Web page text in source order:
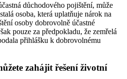
důchodového pojištění, může
osoba, která uplatňuje nárok na
osoby dobrovolně účastné
pouze za předpokladu, že zemřelá
přihlášku k dobrovolnému
zahájit řešení životní